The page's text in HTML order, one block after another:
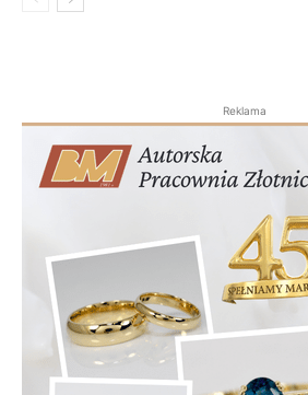
Reklama